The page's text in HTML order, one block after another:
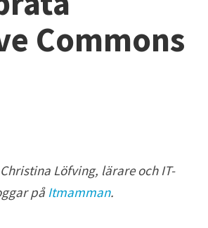
Om oss
Nyheter
Om oss
Nyheter
Commons
Löfving, lärare och IT-
påItmamman.